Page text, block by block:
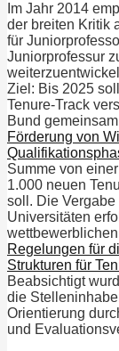
Im Jahr 2014
der breiten Kritik
für
Juniorprofessur
Ziel: Bis 2025
Tenure-Track
Bund
Förderung von
Summe von
1.000 neuen
soll. Die
Universitäten
Regelungen für
Strukturen für
Beabsichtigt
die
Orientierung
und